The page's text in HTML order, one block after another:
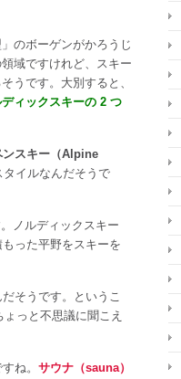
のボーゲンがかろうじ
域ですけれど、スキー
うです。大別すると、
ィックスキーの 2 つ
ンスキー（Alpine
イルなんだそうで
ノルディックスキー
った平野をスキーを
そうです。というこ
っと不思議に聞こえ
ね。 サウナ（sauna）